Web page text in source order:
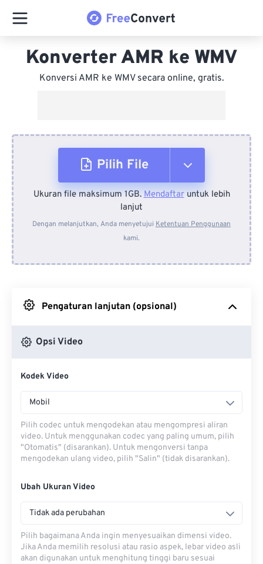
Konverter AMR ke WMV
Konversi AMR ke WMV secara online, gratis.
Pilih File
Dari Perangkat
Dari Dropbox
Ukuran file maksimum 1GB.Mendaftaruntuk lebih
lanjut
Dengan melanjutkan, Anda menyetujui Ketentuan Penggunaan
kami.
Pengaturan lanjutan (opsional)
Opsi Video
Kodek Video
Mobil
Pilih codec untuk mengodekan atau mengompresi aliran
video. Untuk menggunakan codec yang paling umum, pilih
"Otomatis" (disarankan). Untuk mengonversi tanpa
mengodekan ulang video, pilih "Salin" (tidak disarankan).
Ubah Ukuran Video
Tidak ada perubahan
Pilih bagaimana Anda ingin menyesuaikan dimensi video.
Jika Anda memilih resolusi atau rasio aspek, lebar video asli
akan digunakan untuk menghitung tinggi baru sesuai